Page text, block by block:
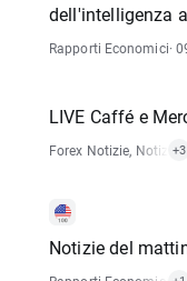
dell'intelligenza
Rapporti Economici·
LIVE Caffé e
Forex Notizie, Notizie+3
Notizie del